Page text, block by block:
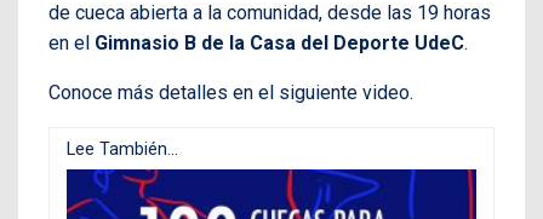
de cueca abierta a la comunidad, desde las 19 horas
en el Gimnasio B de la Casa del Deporte UdeC.
Conoce más detalles en el siguiente video.
Lee También...